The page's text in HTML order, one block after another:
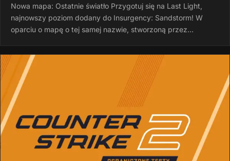
Nowa mapa: Ostatnie światło Przygotuj się na Last Light,
najnowszy poziom dodany do Insurgency: Sandstorm! W
oparciu o mapę o tej samej nazwie, stworzoną przez